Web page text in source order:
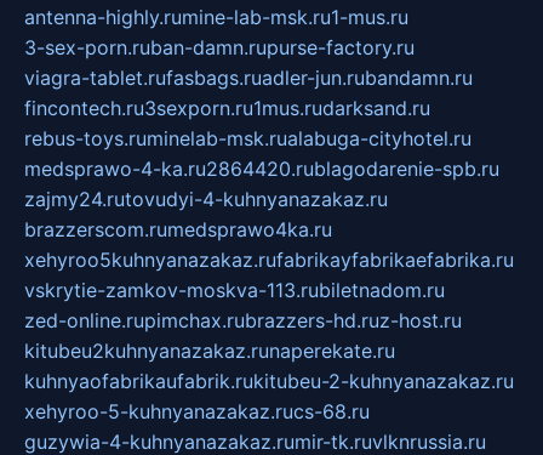
antenna-highly.rumine-lab-msk.ru1-mus.ru
3-sex-porn.ruban-damn.rupurse-factory.ru
viagra-tablet.rufasbags.ruadler-jun.rubandamn.ru
fincontech.ru3sexporn.ru1mus.rudarksand.ru
rebus-toys.ruminelab-msk.rualabuga-cityhotel.ru
medsprawo-4-ka.ru2864420.rublagodarenie-spb.ru
zajmy24.rutovudyi-4-kuhnyanazakaz.ru
brazzerscom.rumedsprawo4ka.ru
xehyroo5kuhnyanazakaz.rufabrikayfabrikaefabrika.ru
vskrytie-zamkov-moskva-113.rubiletnadom.ru
zed-online.rupimchax.rubrazzers-hd.ruz-host.ru
kitubeu2kuhnyanazakaz.runaperekate.ru
kuhnyaofabrikaufabrik.rukitubeu-2-kuhnyanazakaz.ru
xehyroo-5-kuhnyanazakaz.rucs-68.ru
guzywia-4-kuhnyanazakaz.rumir-tk.ruvlknrussia.ru